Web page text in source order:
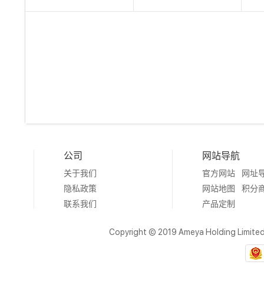
公司
关于我们
隐私政策
联系我们
网站导航
官方网站
网址
网站地图
积分
产品定制
Copyright © 2019 Ameya Holding